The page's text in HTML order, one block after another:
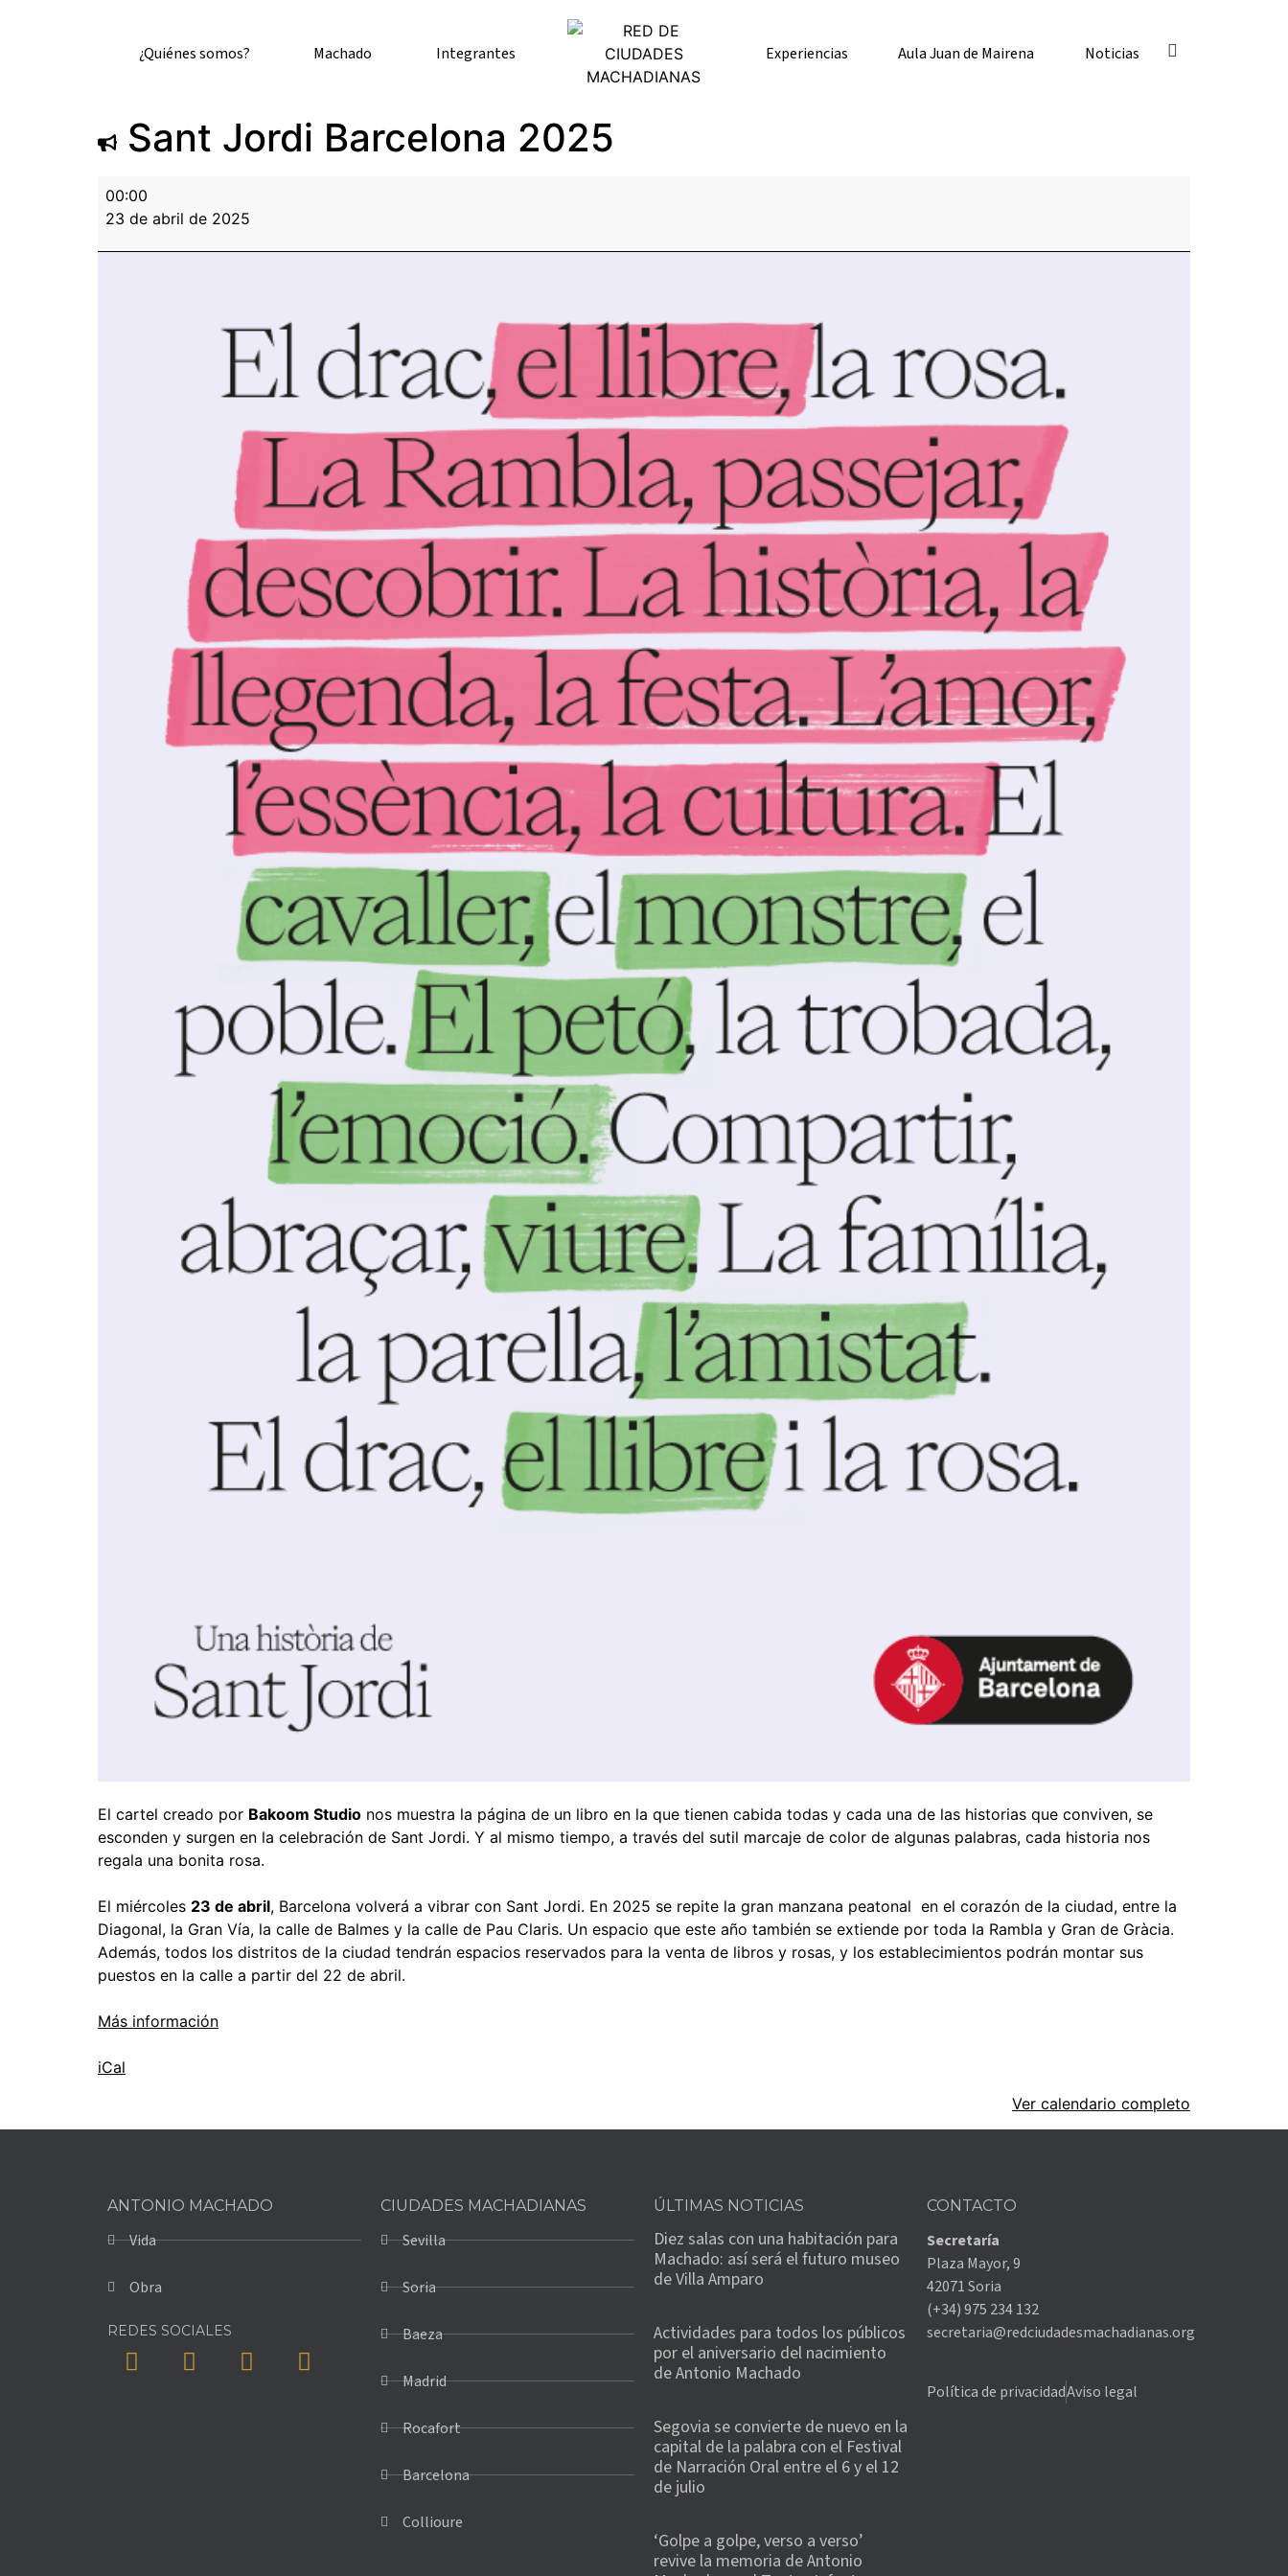
¿Quiénes somos? Machado Integrantes Experiencias Aula Juan de Mairena Noticias
Sant Jordi Barcelona 2025
00:00
23 de abril de 2025
El cartel creado por Bakoom Studio nos muestra la página de un libro en la que tienen cabida todas y cada una de las historias que conviven, se
esconden y surgen en la celebración de Sant Jordi. Y al mismo tiempo, a través del sutil marcaje de color de algunas palabras, cada historia nos
regala una bonita rosa.
El miércoles 23 de abril, Barcelona volverá a vibrar con Sant Jordi. En 2025 se repite la gran manzana peatonal en el corazón de la ciudad, entre la
Diagonal, la Gran Vía, la calle de Balmes y la calle de Pau Claris. Un espacio que este año también se extiende por toda la Rambla y Gran de Gràcia.
Además, todos los distritos de la ciudad tendrán espacios reservados para la venta de libros y rosas, y los establecimientos podrán montar sus
puestos en la calle a partir del 22 de abril.
Más información
iCal
Ver calendario completo
ANTONIO MACHADO
Vida
Obra
REDES SOCIALES
CIUDADES MACHADIANAS
Sevilla
Soria
Baeza
Madrid
Rocafort
Barcelona
Collioure
ÚLTIMAS NOTICIAS
Diez salas con una habitación para
Machado: así será el futuro museo
de Villa Amparo
Actividades para todos los públicos
por el aniversario del nacimiento
de Antonio Machado
Segovia se convierte de nuevo en la
capital de la palabra con el Festival
de Narración Oral entre el 6 y el 12
de julio
‘Golpe a golpe, verso a verso’
revive la memoria de Antonio
CONTACTO
Secretaría
Plaza Mayor, 9
42071 Soria
(+34) 975 234 132
secretaria@redciudadesmachadianas.org
Política de privacidadAviso legal